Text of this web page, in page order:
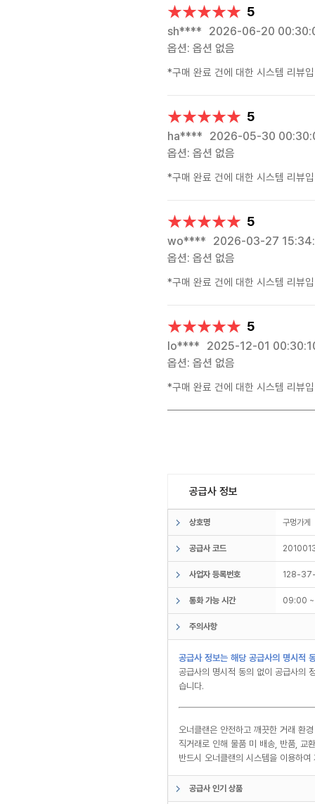
★★★★★
★★★★★ 5
sh**** 2026-06-20
옵션: 옵션 없음
*구매 완료 건에 대한 시스템 리뷰
★★★★★
★★★★★ 5
ha**** 2026-05-30
옵션: 옵션 없음
*구매 완료 건에 대한 시스템 리뷰
★★★★★
★★★★★ 5
wo**** 2026-03-27
옵션: 옵션 없음
*구매 완료 건에 대한 시스템 리뷰
★★★★★
★★★★★ 5
lo**** 2025-12-01
옵션: 옵션 없음
*구매 완료 건에 대한 시스템 리뷰
공급사 정보
상호명 구멍가
공급사 코드
사업자 등록번호 128-
통화 가능 시간 09:00
주의사항
공급사 정보는 해당 공급사의 명시적
공급사의 명시적 동의 없이 공급사의
습니다.
오너클랜은 안전하고 깨끗한 거래 환
직거래로 인해 물품 미 배송, 반품, 교
반드시 오너클랜의 시스템을 이용하
공급사 인기 상품